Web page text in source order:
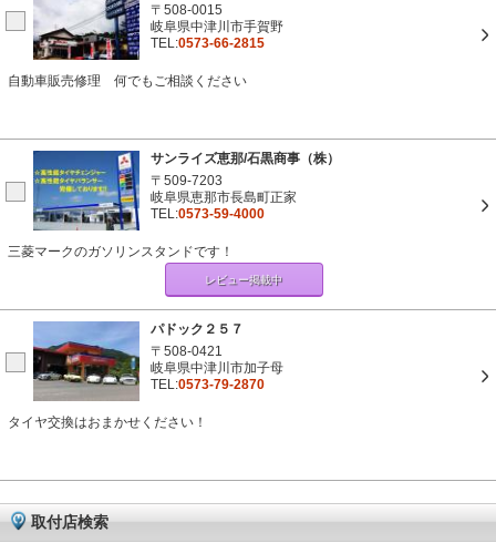
〒508-0015
岐阜県中津川市手賀野
TEL:0573-66-2815
自動車販売修理 何でもご相談ください
サンライズ恵那/石黒商事（株）
〒509-7203
岐阜県恵那市長島町正家
TEL:0573-59-4000
三菱マークのガソリンスタンドです！
レビュー掲載中
パドック２５７
〒508-0421
岐阜県中津川市加子母
TEL:0573-79-2870
タイヤ交換はおまかせください！
取付店検索